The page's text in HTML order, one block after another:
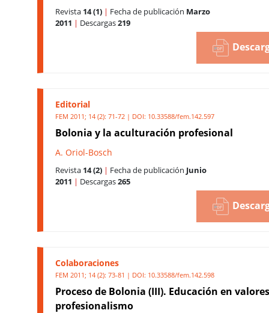
Revista 14 (1) | Fecha de publicación Marzo
2011 | Descargas219
Editorial
FEM 2011; 14 (2): 71-72 | DOI: 10.33588/fem.142.597
Bolonia y la aculturación profesional
A. Oriol-Bosch
Revista 14 (2) | Fecha de publicación Junio
2011 | Descargas265
Colaboraciones
FEM 2011; 14 (2): 73-81 | DOI: 10.33588/fem.142.598
Proceso de Bolonia (III). Educación en
profesionalismo